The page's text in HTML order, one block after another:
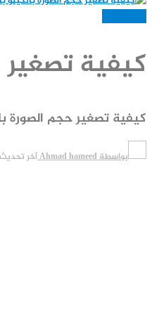
كيفية تصغير
كيفية تصغير حجم الصورة
بواسطةAhmad hameedآخر تحديث